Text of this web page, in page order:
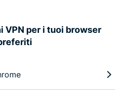
VPN per i tuoi browser